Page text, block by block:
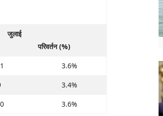
परिवर्तन (%)
3.6%
3.4%
3.6%